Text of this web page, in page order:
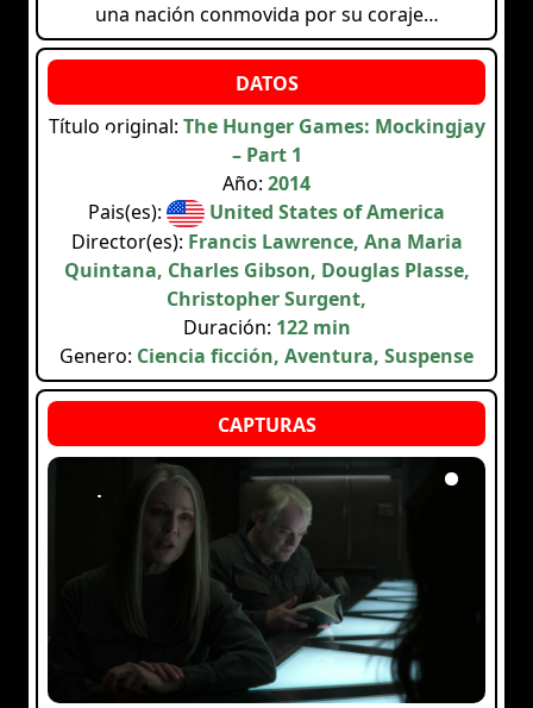
una nación conmovida por su coraje…
Título original: The Hunger Games: Mockingjay
– Part 1
Año: 2014
Pais(es):
United States of America
Director(es): Francis Lawrence, Ana Maria
Quintana, Charles Gibson, Douglas Plasse,
Christopher Surgent,
Duración: 122 min
Genero: Ciencia ficción, Aventura, Suspense